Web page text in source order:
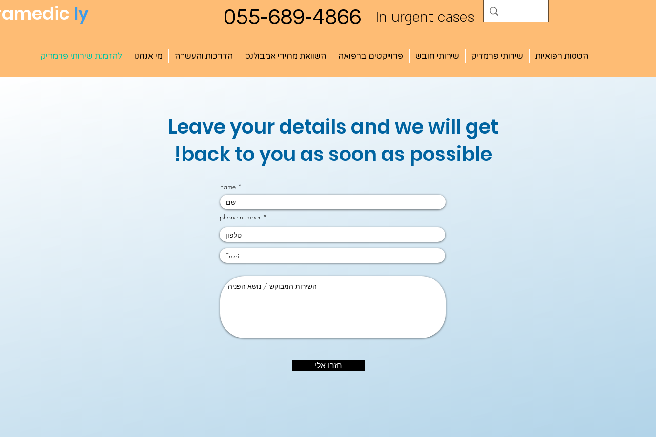
ly 055-689-4866 In urgent cases
להזמנת שירותי פרמדיק מי אנחנו הדרכות והעשרה השוואת מחירי אמבולנס פרוייקטים ברפואה שירותי חובש שירותי פרמדיק הטסות רפואיות
Leave your details and we will get
back to you as soon as possible!
name
phone number
חזרו אלי